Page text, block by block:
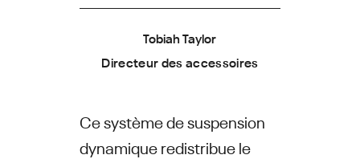
Tobiah Taylor
Directeur des accessoires
Ce système de suspension
dynamique redistribue le